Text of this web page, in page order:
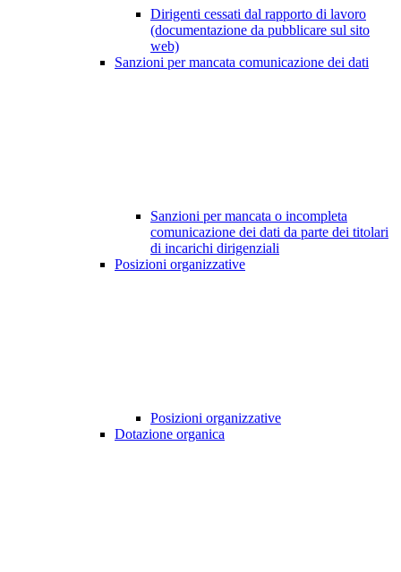
Dirigenti cessati dal rapporto di lavoro
(documentazione da pubblicare sul sito
web)
Sanzioni per mancata comunicazione dei dati
Sanzioni per mancata o incompleta
comunicazione dei dati da parte dei titolari
di incarichi dirigenziali
Posizioni organizzative
Posizioni organizzative
Dotazione organica